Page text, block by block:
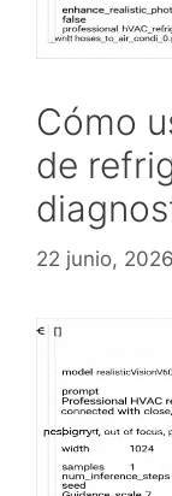
Cómo
de
22 junio, 2026